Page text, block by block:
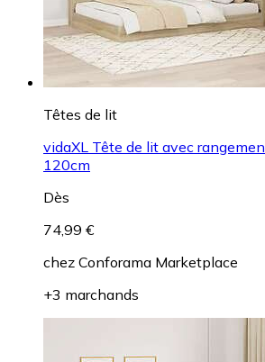
Têtes de lit
vidaXL Tête de lit avec
120cm
Dès
74,99 €
chez Conforama Marketplace
+3 marchands